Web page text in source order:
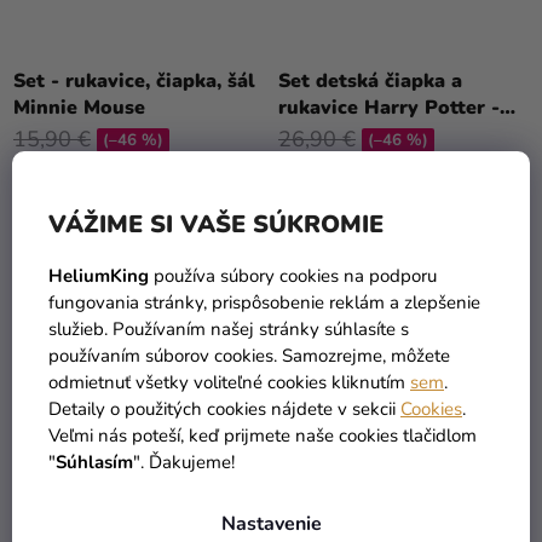
VÁŽIME SI VAŠE SÚKROMIE
HeliumKing používa súbory cookies na podporu
fungovania stránky, prispôsobenie reklám a zlepšenie
služieb. Používaním našej stránky súhlasíte s
používaním súborov cookies. Samozrejme, môžete
odmietnuť všetky voliteľné cookies kliknutím sem.
Detaily o použitých cookies nájdete v sekcii Cookies.
Veľmi nás poteší, keď prijmete naše cookies tlačidlom
"Súhlasím". Ďakujeme!
Nastavenie
Set - rukavice, čiapka, šál
Minnie Mouse
15,90 € (–46 %)
DETAIL
Set detská čiapka a
rukavice Harry Potter -
Hufflepuff/Bifľomor
26,90 € (–46 %)
DO KOŠÍKA
VÝPREDAJ VÝPREDAJ